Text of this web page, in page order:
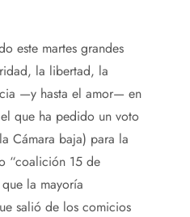
este martes grandes
la libertad, la
—y hasta el amor— en
que ha pedido un voto
Cámara baja) para la
“coalición 15 de
la mayoría
salió de los comicios